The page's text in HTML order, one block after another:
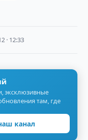
· 12:33
эксклюзивные
там, где
канал